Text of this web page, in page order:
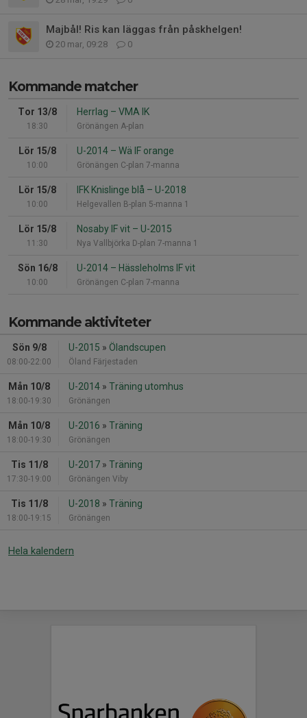
Majbål! Ris kan läggas från påskhelgen!
20 mar, 09:28 0
Kommande matcher
Tor 13/8
18:30
Herrlag – VMA IK
Grönängen A-plan
Lör 15/8
10:00
U-2014 – Wä IF orange
Grönängen C-plan 7-manna
Lör 15/8
10:00
IFK Knislinge blå – U-2018
Helgevallen B-plan 5-manna 1
Lör 15/8
11:30
Nosaby IF vit – U-2015
Nya Vallbjörka D-plan 7-manna 1
Sön 16/8
10:00
U-2014 – Hässleholms IF vit
Grönängen C-plan 7-manna
Kommande aktiviteter
Sön 9/8
08:00-22:00
U-2015 » Ölandscupen
Öland Färjestaden
Mån 10/8
18:00-19:30
U-2014 » Träning utomhus
Grönängen
Mån 10/8
18:00-19:30
U-2016 » Träning
Grönängen
Tis 11/8
17:30-19:00
U-2017 » Träning
Grönängen Viby
Tis 11/8
18:00-19:15
U-2018 » Träning
Grönängen
Hela kalendern